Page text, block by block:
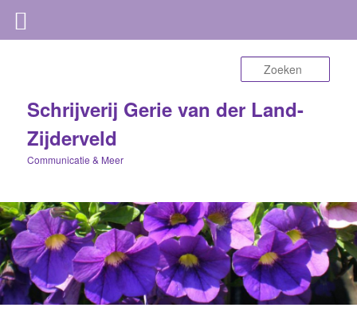
Schrijverij Gerie van der Land-
Zijderveld
Communicatie & Meer